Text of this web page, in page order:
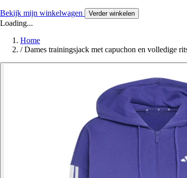
Bekijk mijn winkelwagen Verder winkelen
Loading...
Home
/ Dames trainingsjack met capuchon en volledige